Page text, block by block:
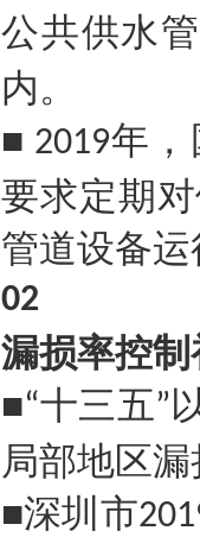
公共供水
内。
■ 2019年，
要求定期
管道设备
02
漏损率控
■“十三五”
局部地区
■深圳市